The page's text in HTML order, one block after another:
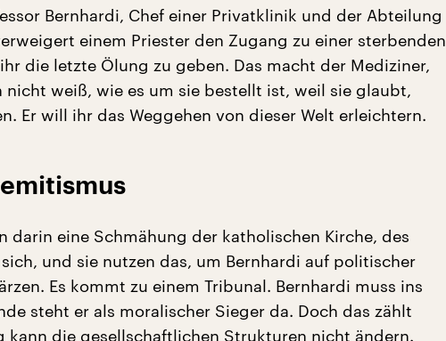
Bernhardi, Chef einer Privatklinik und der Abteilung
einem Priester den Zugang zu einer sterbenden
die letzte Ölung zu geben. Das macht der Mediziner,
nicht weiß, wie es um sie bestellt ist, weil sie glaubt,
Er will ihr das Weggehen von dieser Welt erleichtern.
darin eine Schmähung der katholischen Kirche, des
und sie nutzen das, um Bernhardi auf politischer
Es kommt zu einem Tribunal. Bernhardi muss ins
steht er als moralischer Sieger da. Doch das zählt
kann die gesellschaftlichen Strukturen nicht ändern.